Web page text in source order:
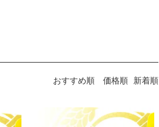
おすすめ順 価格順 新着順